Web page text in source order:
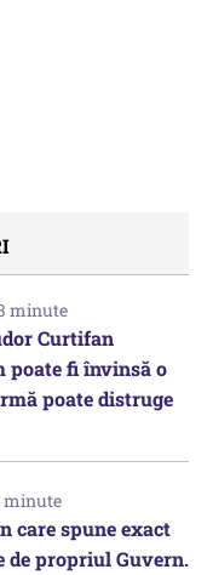
minute
Curtifan
poate fi învinsă o
poate distruge
minute
care spune exact
de propriul Guvern.